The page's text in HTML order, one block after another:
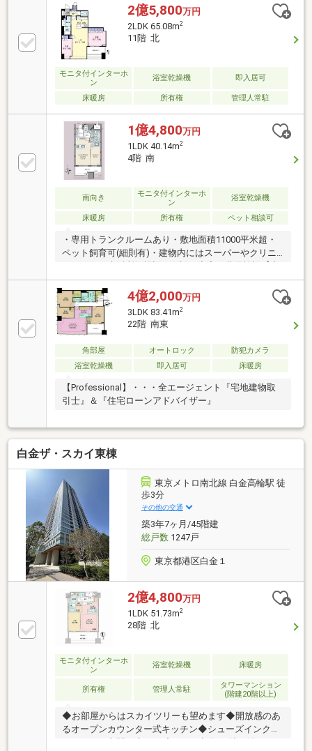
高も最大２５５０ｃｍ確保されております■５帖もし
くは４．５帖の洋室をリビングと一体利用することに
より１５帖以上のリビングとなり広々利用できます◇
市街地再開発事業により誕生したシンボルマンショ
ン。整備された歩道がありお子様も安心です◇敷地面
積11000㎡超、制震構造マンション◇24時間有人管理
◇敷地内にスーパーがあり大変便利です◇ペット飼育
可◇ゲストルームなど充実した共用施設
2億5,800万円
2LDK 65.08m2
11階 北
モニタ付インターホ
ン
浴室乾燥機 即入居可
床暖房 所有権 管理人常駐
1億4,800万円
1LDK 40.14m2
4階 南
南向き
モニタ付インターホ
ン
浴室乾燥機
床暖房 所有権 ペット相談可
・専用トランクルームあり・敷地面積11000平米超・
ペット飼育可(細則有)・建物内にはスーパーやクリニ
ックなどの生活利便施設が併設・充実の共用施設【東
棟2階】・シアタールーム・フィットネススタジオ・
キッズラウンジ・カンファレンスルーム・スタディル
ーム【西棟2階】・フィットネスジム・ゴルフレンジ
【西棟19階】・パーティールーム・ゲストルーム【東
棟27階】・スカイラウンジ・ゲストルーム【屋上】・
スカイテラス
4億2,000万円
3LDK 83.41m2
22階 南東
角部屋 オートロック
防犯カメラ
浴室乾燥機
即入居可 床暖房
【Professional】・・・全エージェント『宅地建物取
引士』＆『住宅ローンアドバイザー』
白金ザ・スカイ東棟
東京メトロ南北線 白金高輪駅 徒
歩3分
その他の交通
築3年7ヶ月/45階建
総戸数1247戸
東京都港区白金１
2億4,800万円
1LDK 51.73m2
28階 北
モニタ付インターホ
ン
浴室乾燥機 床暖房
所有権 管理人常駐
タワーマンション
(階建20階以上)
◆お部屋からはスカイツリーも望めます◆開放感のあ
るオープンカウンター式キッチン◆シューズインクロ